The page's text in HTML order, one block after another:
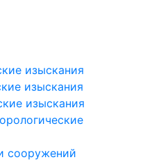
изыскания
изыскания
изыскания
сооружений